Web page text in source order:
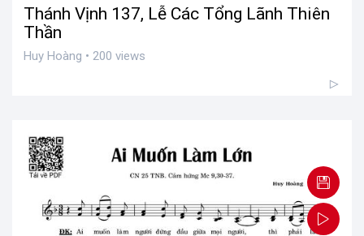
Thánh Vịnh 137, Lễ Các Tổng Lãnh Thiên
Thần
Huy Hoàng • 200 views